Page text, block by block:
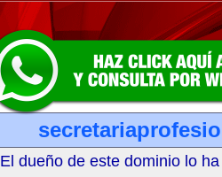
El dueño de este dominio lo